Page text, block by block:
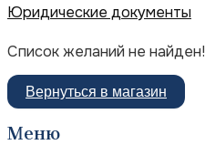
Юридические документы
Список желаний не найден!
Вернуться в магазин
Меню